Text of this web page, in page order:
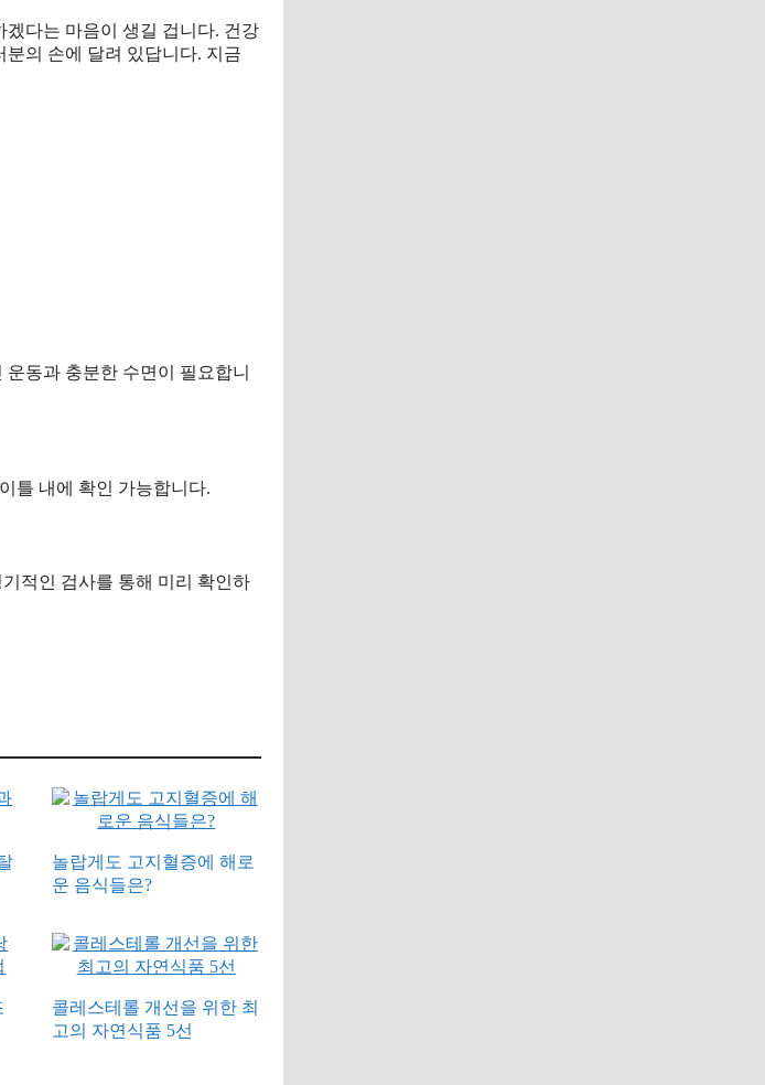
다는 마음이 생길 겁니다. 건강
의 손에 달려 있답니다. 지금
동과 충분한 수면이 필요합니
틀 내에 확인 가능합니다.
적인 검사를 통해 미리 확인하
놀랍게도 고지혈증에 해로
운 음식들은?
콜레스테롤 개선을 위한 최
고의 자연식품 5선